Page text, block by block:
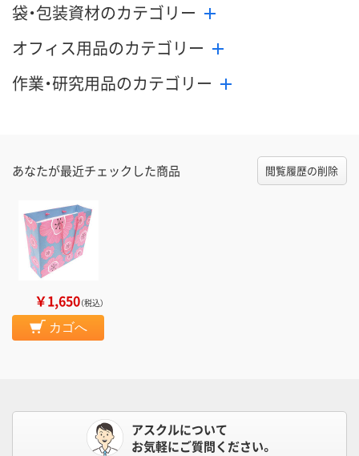
袋・包装資材のカテゴリー
オフィス用品のカテゴリー
作業・研究用品のカテゴリー
あなたが最近チェックした商品 閲覧履歴の削除
￥1,650（税込）
カゴへ
アスクルについて
お気軽にご質問ください。